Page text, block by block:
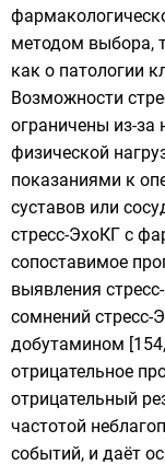
методом выбора,
как о патологии
Возможности
ограничены из-за
физической
показаниями к
суставов или
стресс-ЭхоКГ с
сопоставимое
выявления
сомнений
добутамином
отрицательное
отрицательный
частотой
событий, и даёт